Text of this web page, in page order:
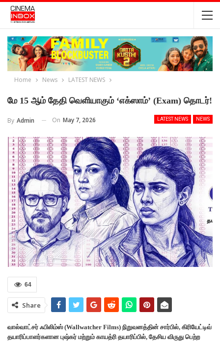
Home News LATEST NEWS
மே 15 ஆம் தேதி வெளியாகும் ‘எக்ஸாம்’ (Exam) தொடர்!
LATEST NEWS NEWS
By Admin On May 7, 2026
64
Share
வால்வாட்சர் ஃபிலிம்ஸ் (Wallwatcher Films) நிறுவனத்தின் சார்பில், கிரியேட்டிவ்
தயாரிப்பாளர்களான புஷ்கர் மற்றும் காயத்ரி தயாரிப்பில், தேசிய விருது பெற்ற